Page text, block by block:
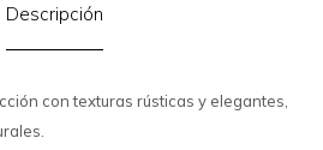
Descripción
con texturas rústicas y elegantes,